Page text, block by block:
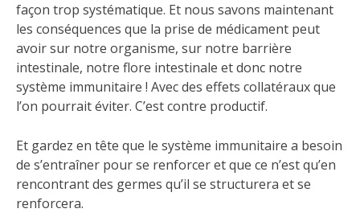
façon trop systématique. Et nous savons maintenant
les conséquences que la prise de médicament peut
avoir sur notre organisme, sur notre barrière
intestinale, notre flore intestinale et donc notre
système immunitaire ! Avec des effets collatéraux que
l’on pourrait éviter. C’est contre productif.
Et gardez en tête que le système immunitaire a besoin
de s’entraîner pour se renforcer et que ce n’est qu’en
rencontrant des germes qu’il se structurera et se
renforcera.